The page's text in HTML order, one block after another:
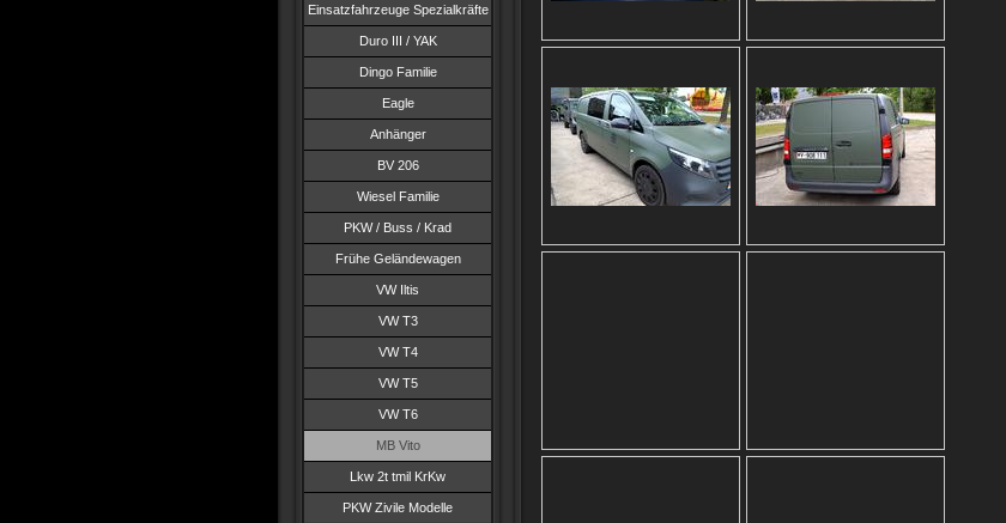
Einsatzfahrzeuge Spezialkräfte
Duro III / YAK
Dingo Familie
Eagle
Anhänger
BV 206
Wiesel Familie
PKW / Buss / Krad
Frühe Geländewagen
VW Iltis
VW T3
VW T4
VW T5
VW T6
MB Vito
Lkw 2t tmil KrKw
PKW Zivile Modelle